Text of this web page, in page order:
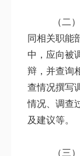
（二
同相关职能
中，应向被
辩，并查询
查情况撰写
情况、调查
及建议等。
（三